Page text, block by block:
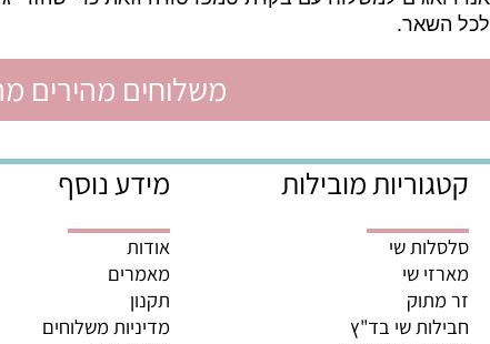
משלוחים מהירים
מובילות
שי
שי
מידע נוסף
מאמרים